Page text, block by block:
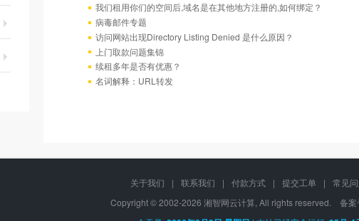
我们租用你们的空间后,域名是在其他地方注册的,如何绑定？
病毒邮件专题
访问网站出现Directory Listing Denied 是什么原因？
上门取款问题集锦
续租多年是否有优惠？
名词解释：URL转发
关于我们 | 联系我们 | 付款方式 | 提交工单 | 常见
Copyright © 2002-2026 湘智网云计算, All rights reserved. 备案